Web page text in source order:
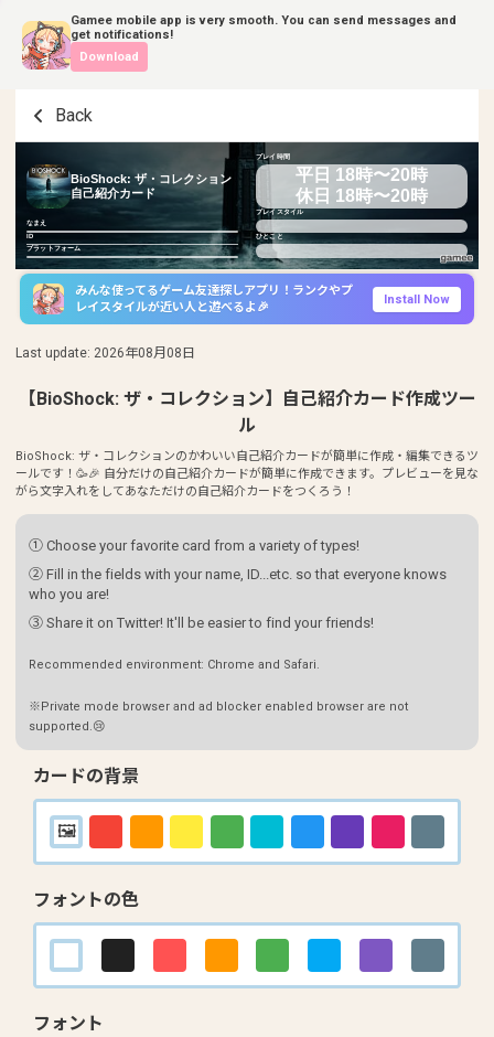
Gamee mobile app is very smooth. You can send messages and
get notifications!
Download
Back
BioShock: ザ・コレクション
自己紹介カード
なまえ
ID
プラットフォーム
プレイ時間
平日 18時〜20時
休日 18時〜20時
プレイスタイル
ひとこと
みんな使ってるゲーム友達探しアプリ！ランクやプ
レイスタイルが近い人と遊べるよ🎉
Install Now
Last update: 2026年08月08日
【BioShock: ザ・コレクション】自己紹介カード作成ツー
ル
BioShock: ザ・コレクションのかわいい自己紹介カードが簡単に作成・編集できるツ
ールです！🥳🎉 自分だけの自己紹介カードが簡単に作成できます。プレビューを見な
がら文字入れをしてあなただけの自己紹介カードをつくろう！
① Choose your favorite card from a variety of types!
② Fill in the fields with your name, ID...etc. so that everyone knows
who you are!
③ Share it on Twitter! It'll be easier to find your friends!
Recommended environment: Chrome and Safari.
※Private mode browser and ad blocker enabled browser are not
supported.😢
カードの背景
フォントの色
フォント